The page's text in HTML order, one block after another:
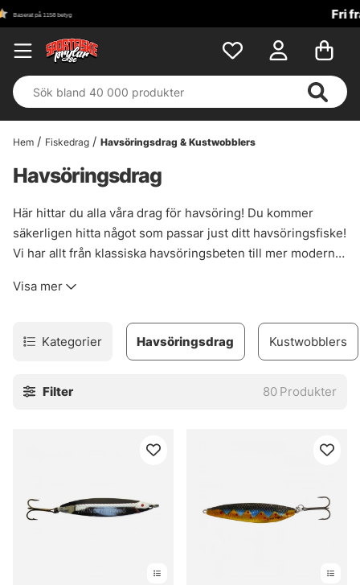
Hem Fiskedrag Havsöringsdrag & Kustwobblers
Havsöringsdrag
Här hittar du alla våra drag för havsöring! Du kommer
säkerligen hitta något som passar just ditt havsöringsfiske!
Vi har allt från klassiska havsöringsbeten till mer moderna
Visa mer
Kategorier Havsöringsdrag Kustwobblers
Filter 80 Produkter